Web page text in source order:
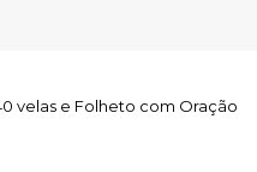
velas e Folheto com Oração